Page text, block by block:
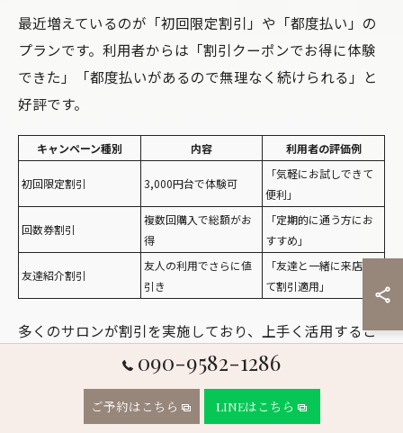
最近増えているのが「初回限定割引」や「都度払い」の
プランです。利用者からは「割引クーポンでお得に体験
できた」「都度払いがあるので無理なく続けられる」と
好評です。
キャンペーン種別 内容 利用者の評価例
初回限定割引 3,000円台で体験可
「気軽にお試しできて
便利」
回数券割引
複数回購入で総額がお
得
「定期的に通う方にお
すすめ」
友達紹介割引
友人の利用でさらに値
引き
「友達と一緒に来店し
て割引適用」
多くのサロンが割引を実施しており、上手く活用するこ
とでコストを抑えつつ継続できます。
実際に割引を利用した人の口コミでは、「クーポン利用
090-9582-1286
ご予約はこちら LINEはこちら